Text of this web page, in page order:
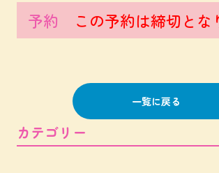
予約 この予約は締切とな
一覧に戻る
カテゴリー